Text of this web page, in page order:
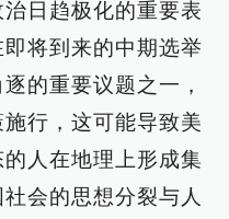
日趋极化的重要表
将到来的中期选举
的重要议题之一，
行，这可能导致美
人在地理上形成集
会的思想分裂与人